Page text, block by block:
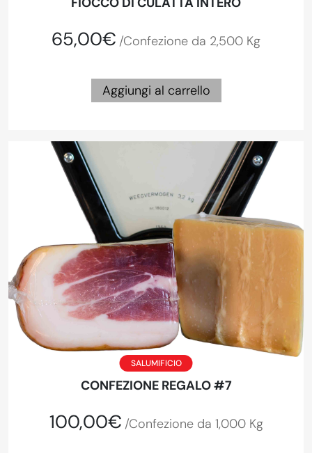
65,00€ /Confezione da 2,500 Kg
Aggiungi al carrello
SALUMIFICIO
CONFEZIONE REGALO #7
100,00€ /Confezione da 1,000 Kg